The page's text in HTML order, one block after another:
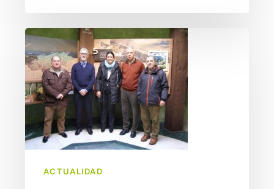
Cambio
en
la
gerencia
del
Grupo
de
LocalACTUALIDAD